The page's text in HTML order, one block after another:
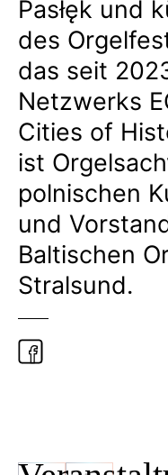
Pasłęk und
des
das seit
Netzwerks
Cities of
ist
polnischen
und
Baltischen
Stralsund.